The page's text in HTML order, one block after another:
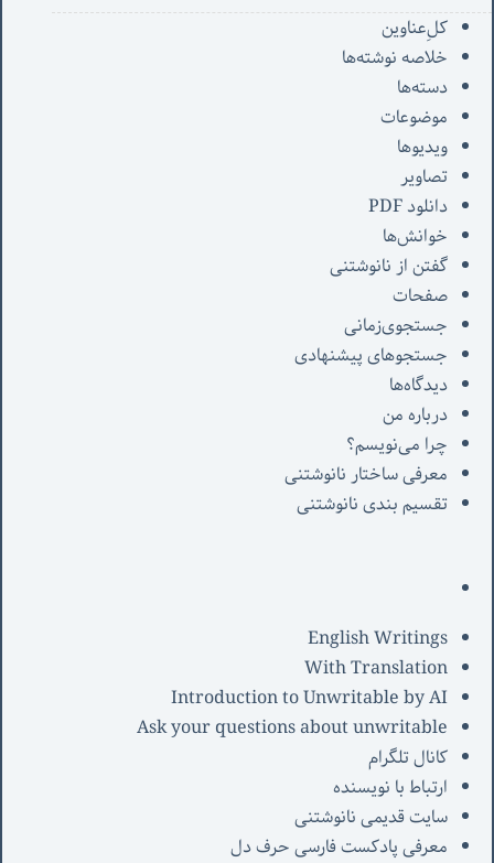
کل‌ِعناوین
خلاصه نوشته‌ها
دسته‌ها
موضوعات
ویدیوها
تصاویر
دانلود PDF
خوانش‌ها
گفتن از نانوشتنی
صفحات
جستجوی‌زمانی
جستجوهای پیشنهادی
دیدگاه‌ها
درباره من
چرا می‌نویسم؟
معرفی‌ ساختار نانوشتنی
تقسیم بندی نانوشتنی
English Writings
With Translation
Introduction to Unwritable by AI
Ask your questions about unwritable
کانال تلگرام
ارتباط با نویسنده
سایت قدیمی نانوشتنی
معرفی پادکست فارسی حرف دل